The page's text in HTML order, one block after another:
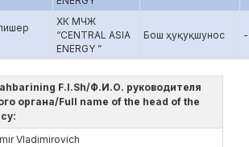
ХК МЧЖ
“CENTRAL ASIA
ENERGY ”
Бош ҳуқуқшунос -
F.I.Sh/Ф.И.О. руководителя
органа/Full name of the head of the
Vladimirovich